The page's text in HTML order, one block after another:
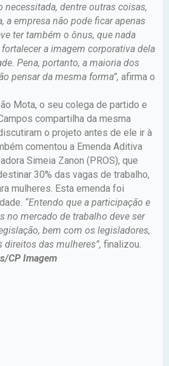
necessitada, dentre outras coisas,
a empresa não pode ficar apenas
ter também o ônus, que nada
a imagem corporativa dela
Pena, portanto, a maioria dos
pensar da mesma forma”, afirma o
Mota, o seu colega de partido e
compartilha da mesma
o projeto antes de ele ir à
comentou a Emenda Aditiva
Simeia Zanon (PROS), que
30% das vagas de trabalho,
mulheres. Esta emenda foi
“Entendo que a participação e
no mercado de trabalho deve ser
bem com os legisladores,
direitos das mulheres”, finalizou.
CP Imagem